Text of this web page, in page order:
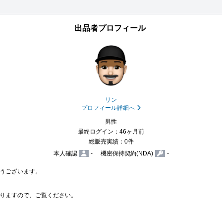
出品者プロフィール
リン
プロフィール詳細へ
男性
最終ログイン：46ヶ月前
総販売実績：0件
本人確認
- 機密保持契約(NDA) -
ございます。
ますので、ご覧ください。